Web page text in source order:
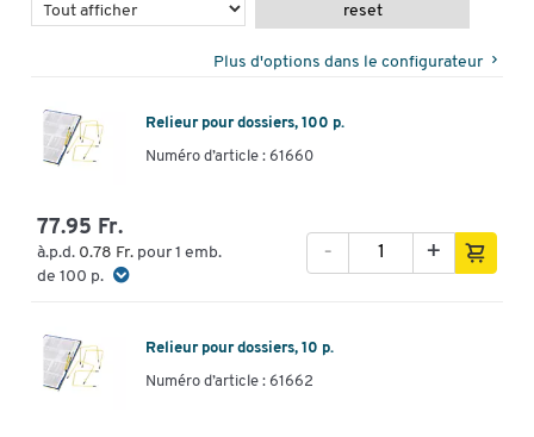
reset
Plus d'options dans le configurateur
Relieur pour dossiers, 100 p.
Numéro d’article : 61660
77.95 Fr.
à.p.d. 0.78 Fr. pour 1 emb.
de 100 p.
+
-
Relieur pour dossiers, 10 p.
Numéro d’article : 61662